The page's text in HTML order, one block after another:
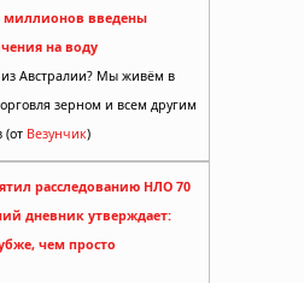
миллионов введены
на воду
Австралии? Мы живём в
зерном и всем другим
(от Везунчик)
расследованию НЛО 70
дневник утверждает:
чем просто